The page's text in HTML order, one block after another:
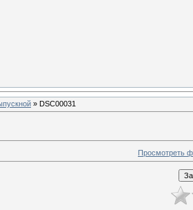
» DSC00031
Просмотреть